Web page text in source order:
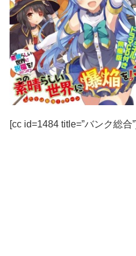
[cc id=1484 title=”バンク総合”]